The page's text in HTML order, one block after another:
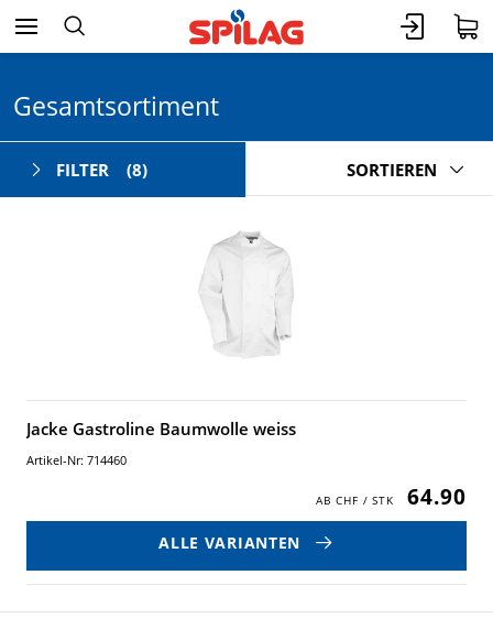
Gesamtsortiment
FILTER (8) SORTIEREN
Jacke Gastroline Baumwolle weiss
Artikel-Nr: 714460
64.90
ALLE VARIANTEN